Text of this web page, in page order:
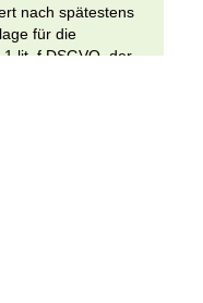
nach spätestens
für die
lit. f DSGVO, der